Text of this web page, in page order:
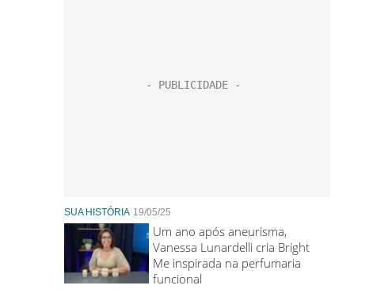
SUA HISTÓRIA 19/05/25
Um ano após aneurisma,
Vanessa Lunardelli cria Bright
Me inspirada na perfumaria
funcional